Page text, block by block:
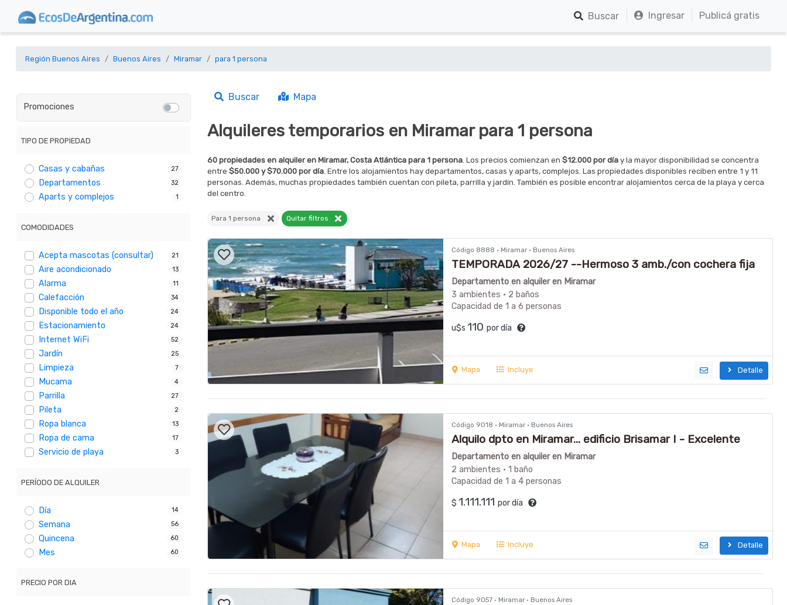
Buscar Ingresar Publicá gratis
Región Buenos Aires Buenos Aires Miramar para 1 persona
Promociones
TIPO DE PROPIEDAD
Casas y cabañas 27
Departamentos 32
Aparts y complejos 1
COMODIDADES
Acepta mascotas (consultar) 21
Aire acondicionado 13
Alarma 11
Calefacción 34
Disponible todo el año 24
Estacionamiento 24
Internet WiFi 52
Jardín 25
Limpieza 7
Mucama 4
Parrilla 27
Pileta 2
Ropa blanca 13
Ropa de cama 17
Servicio de playa 3
PERÍODO DE ALQUILER
Día 14
Semana 56
Quincena 60
Mes 60
PRECIO POR DIA
Buscar Mapa
Alquileres temporarios en Miramar para 1 persona
60 propiedades en alquiler en Miramar, Costa Atlántica para 1 persona. Los precios comienzan en $12.000 por día y la mayor disponibilidad se concentra
entre $50.000 y $70.000 por día. Entre los alojamientos hay departamentos, casas y aparts, complejos. Las propiedades disponibles reciben entre 1 y 11
personas. Además, muchas propiedades también cuentan con pileta, parrilla y jardín. También es posible encontrar alojamientos cerca de la playa y cerca
del centro.
Para 1 persona Quitar filtros
Código 8888 · Miramar · Buenos Aires
TEMPORADA 2026/27 --Hermoso 3 amb./con cochera fija
Frte. al mar
Departamento en alquiler en Miramar
3 ambientes · 2 baños
Capacidad de 1 a 6 personas
u$s 110 por día
Mapa Incluye Detalle
Código 9018 · Miramar · Buenos Aires
Alquilo dpto en Miramar... edificio Brisamar I - Excelente
oportunidad
Departamento en alquiler en Miramar
2 ambientes · 1 baño
Capacidad de 1 a 4 personas
$ 1.111.111 por día
Mapa Incluye Detalle
Código 9057 · Miramar · Buenos Aires